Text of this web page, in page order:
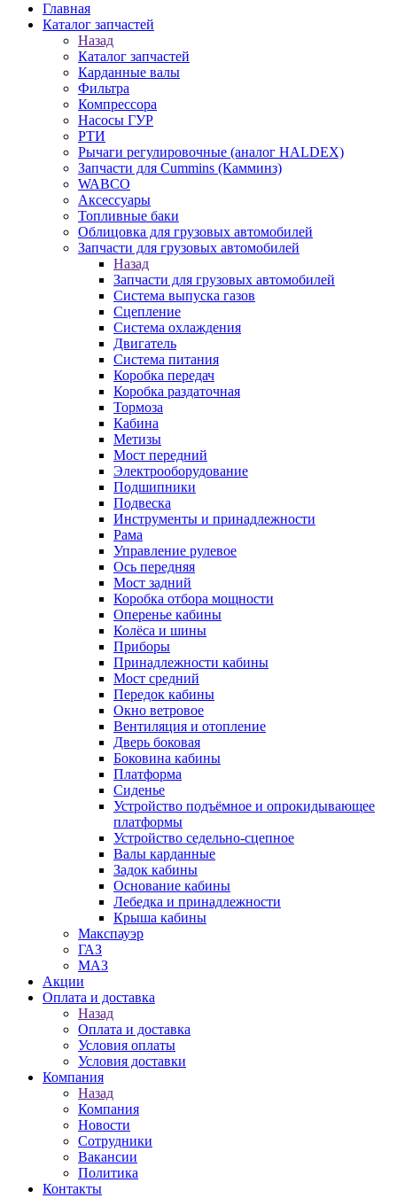
Главная
Каталог запчастей
Назад
Каталог запчастей
Карданные валы
Фильтра
Компрессора
Насосы ГУР
РТИ
Рычаги регулировочные (аналог HALDEX)
Запчасти для Cummins (Камминз)
WABCO
Аксессуары
Топливные баки
Облицовка для грузовых автомобилей
Запчасти для грузовых автомобилей
Назад
Запчасти для грузовых автомобилей
Система выпуска газов
Сцепление
Система охлаждения
Двигатель
Система питания
Коробка передач
Коробка раздаточная
Тормоза
Кабина
Метизы
Мост передний
Электрооборудование
Подшипники
Подвеска
Инструменты и принадлежности
Рама
Управление рулевое
Ось передняя
Мост задний
Коробка отбора мощности
Оперенье кабины
Колёса и шины
Приборы
Принадлежности кабины
Мост средний
Передок кабины
Окно ветровое
Вентиляция и отопление
Дверь боковая
Боковина кабины
Платформа
Сиденье
Устройство подъёмное и опрокидывающее
платформы
Устройство седельно-сцепное
Валы карданные
Задок кабины
Основание кабины
Лебедка и принадлежности
Крыша кабины
Макспауэр
ГАЗ
МАЗ
Акции
Оплата и доставка
Назад
Оплата и доставка
Условия оплаты
Условия доставки
Компания
Назад
Компания
Новости
Сотрудники
Вакансии
Политика
Контакты